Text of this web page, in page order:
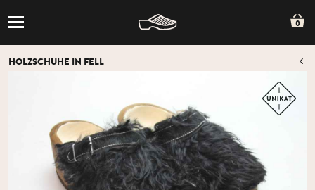
0
HOLZSCHUHE IN FELL